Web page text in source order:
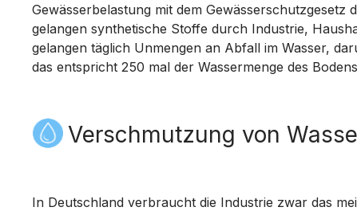
Gewässerbelastung mit dem
gelangen synthetische Stoffe durch Industrie,
gelangen täglich Unmengen an Abfall im Wasser,
das entspricht 250 mal der Wassermenge des
Verschmutzung von
In Deutschland verbraucht die Industrie zwar das